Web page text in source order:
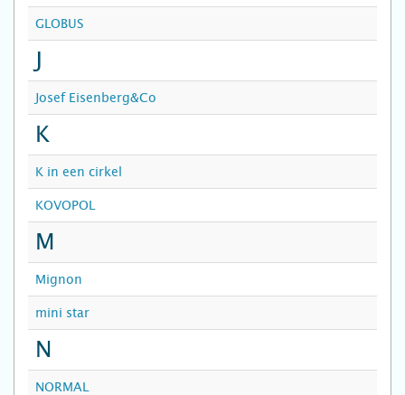
GLOBUS
J
Josef Eisenberg&Co
K
K in een cirkel
KOVOPOL
M
Mignon
mini star
N
NORMAL